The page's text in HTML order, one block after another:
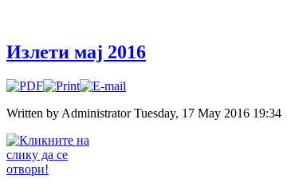
Излети мај 2016
Written by AdministratorTuesday, 17 May 2016 19:34